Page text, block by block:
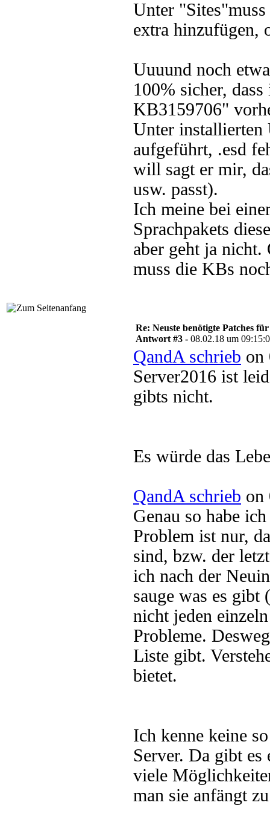
Unter
extra hinzufügen,
Uuuund noch
100% sicher,
KB3159706"
Unter installierten
aufgeführt, .esd
will sagt er mir,
usw. passt).
Ich meine bei
Sprachpakets
aber geht ja nicht.
muss die KBs
Re: Neuste benötigte Patches
Antwort #3 - 08.02.18 um
QandA schrieb on
Server2016 ist
gibts nicht.
Es würde das
QandA schrieb on
Genau so habe
Problem ist nur,
sind, bzw. der
ich nach der
sauge was es gibt
nicht jeden
Probleme.
Liste gibt.
bietet.
Ich kenne keine
Server. Da gibt
viele
man sie anfängt